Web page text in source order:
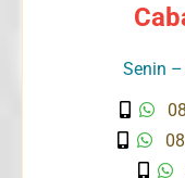
Senin